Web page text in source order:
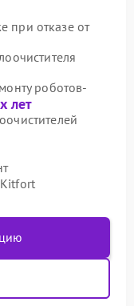
при отказе от
роботов-
лет